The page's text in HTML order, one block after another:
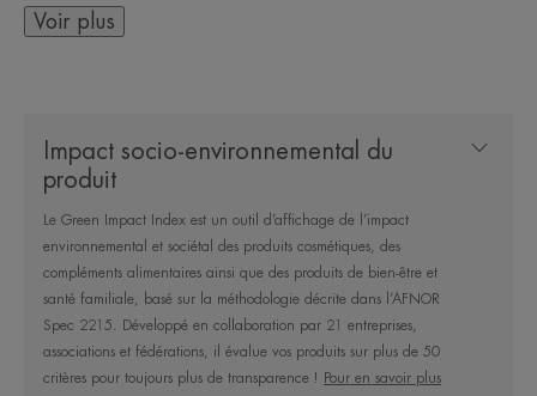
confortable et nutritive de cette crème visage peau
ni parfum.
LE MOT DE L’EXPERT
Voir plus
Impact socio-environnemental du
produit
Le Green Impact Index est un outil d’affichage de l’impact
environnemental et sociétal des produits cosmétiques, des
compléments alimentaires ainsi que des produits de bien-être et
santé familiale, basé sur la méthodologie décrite dans l’AFNOR
Spec 2215. Développé en collaboration par 21 entreprises,
associations et fédérations, il évalue vos produits sur plus de 50
critères pour toujours plus de transparence !
Pour en savoir plus